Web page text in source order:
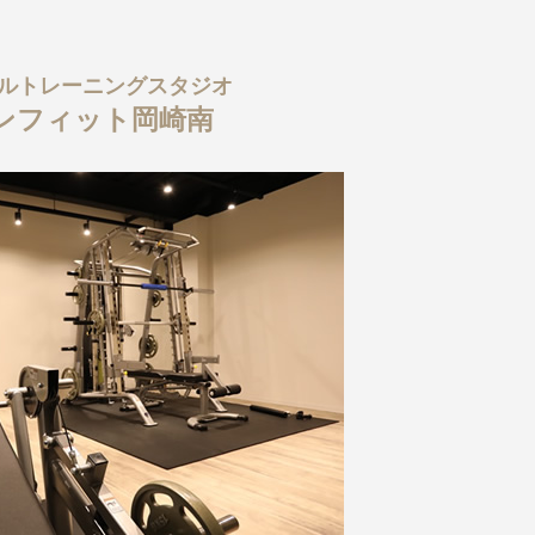
トレーニングスタジオ
フィット岡崎南